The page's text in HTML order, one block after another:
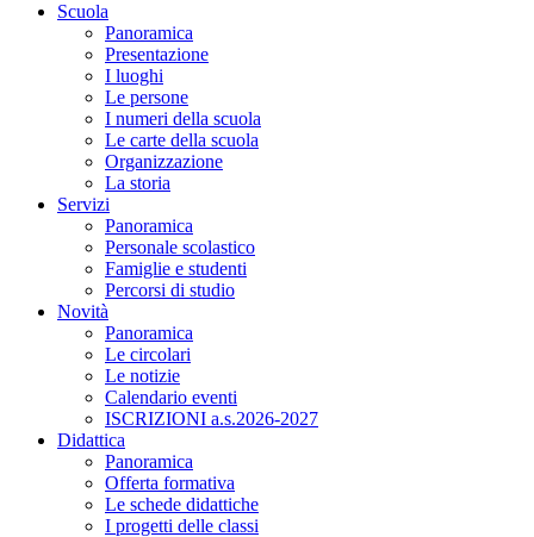
Scuola
Panoramica
Presentazione
I luoghi
Le persone
I numeri della scuola
Le carte della scuola
Organizzazione
La storia
Servizi
Panoramica
Personale scolastico
Famiglie e studenti
Percorsi di studio
Novità
Panoramica
Le circolari
Le notizie
Calendario eventi
ISCRIZIONI a.s.2026-2027
Didattica
Panoramica
Offerta formativa
Le schede didattiche
I progetti delle classi